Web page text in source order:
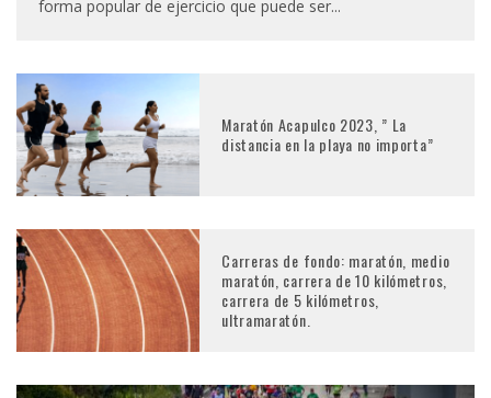
forma popular de ejercicio que puede ser...
Maratón Acapulco 2023, ” La
distancia en la playa no importa”
Carreras de fondo: maratón, medio
maratón, carrera de 10 kilómetros,
carrera de 5 kilómetros,
ultramaratón.